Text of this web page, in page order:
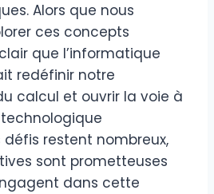
Alors que nous
ces concepts
que l’informatique
redéfinir notre
calcul et ouvrir la voie à
défis restent nombreux,
sont prometteuses
dans cette